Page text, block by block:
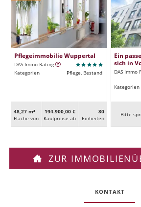
Pflegeimmobilie Wuppertal
DAS Immo Rating
Kategorien
Pflege, Bestand
48,27 m²
Fläche von
194.900,00 €
Kaufpreise ab
80
Ein­heiten
Ein
sich in
DAS Immo
Kategorien
Bitte
ZUR
KONTAKT